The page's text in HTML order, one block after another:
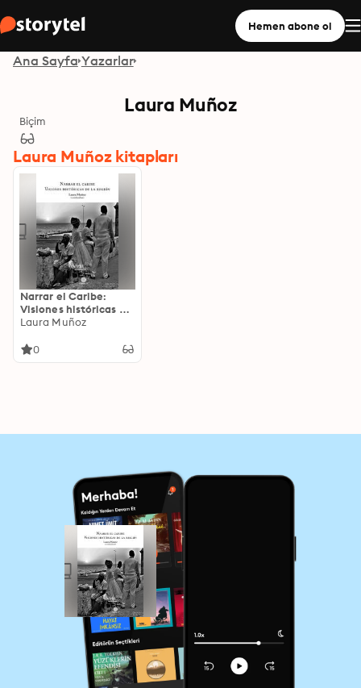
Hemen abone ol
Ana Sayfa Yazarlar
Laura Muñoz
Biçim
Laura Muñoz kitapları
Narrar el Caribe:
Visiones históricas de
la región
Laura Muñoz
0